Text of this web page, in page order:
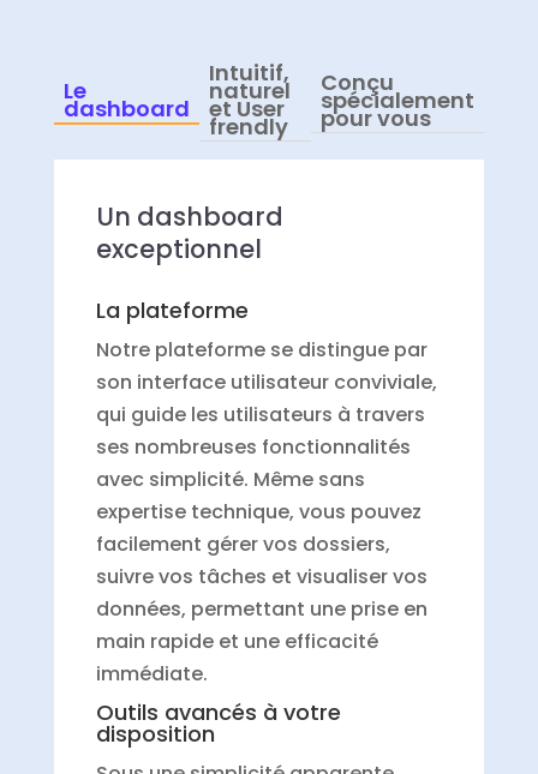
Le
dashboard
Intuitif,
naturel
et User
frendly
Conçu
spécialement
pour vous
Un dashboard
exceptionnel
La plateforme
Notre plateforme se distingue par
son interface utilisateur conviviale,
qui guide les utilisateurs à travers
ses nombreuses fonctionnalités
avec simplicité. Même sans
expertise technique, vous pouvez
facilement gérer vos dossiers,
suivre vos tâches et visualiser vos
données, permettant une prise en
main rapide et une efficacité
immédiate.
Outils avancés à votre
disposition